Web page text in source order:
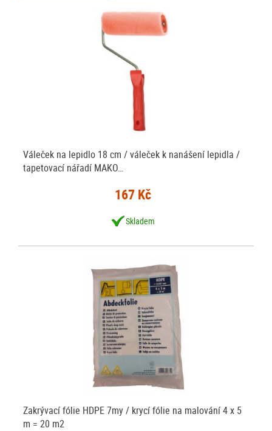
Váleček na lepidlo 18 cm / váleček k nanášení lepidla /
tapetovací nářadí MAKO…
167 Kč
Skladem
Zakrývací fólie HDPE 7my / krycí fólie na malování 4 x 5
m = 20 m2